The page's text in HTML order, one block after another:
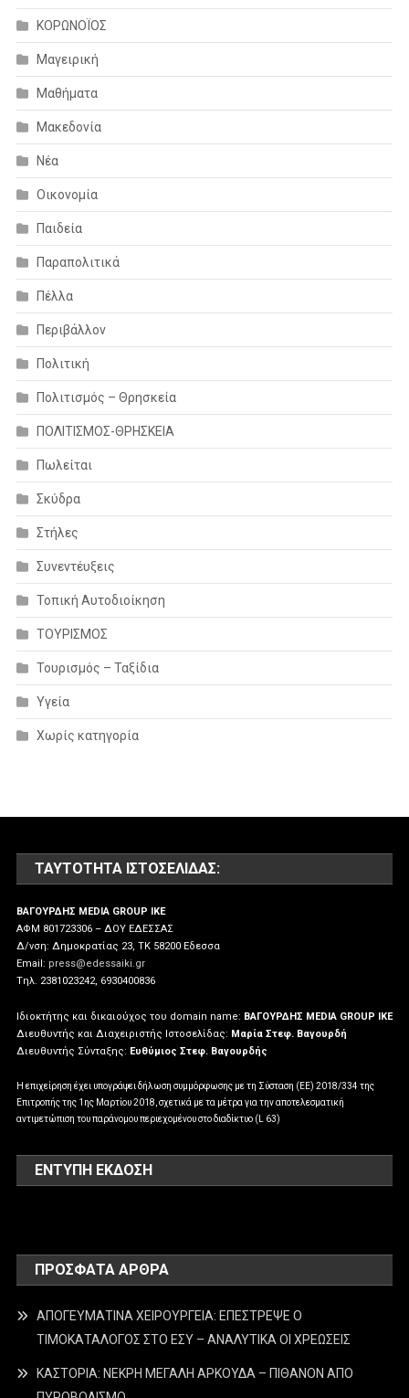
ΚΟΡΩΝΟΪΟΣ
Μαγειρική
Μαθήματα
Μακεδονία
Νέα
Οικονομία
Παιδεία
Παραπολιτικά
Πέλλα
Περιβάλλον
Πολιτική
Πολιτισμός – Θρησκεία
ΠΟΛΙΤΙΣΜΟΣ-ΘΡΗΣΚΕΙΑ
Πωλείται
Σκύδρα
Στήλες
Συνεντέυξεις
Τοπική Αυτοδιοίκηση
ΤΟΥΡΙΣΜΟΣ
Τουρισμός – Ταξίδια
Υγεία
Χωρίς κατηγορία
ΤΑΥΤΌΤΗΤΑ ΙΣΤΟΣΕΛΊΔΑΣ:
ΒΑΓΟΥΡΔΗΣ MEDIA GROUP IKE
ΑΦΜ 801723306 – ΔΟΥ ΕΔΕΣΣΑΣ
Δ/νση: Δημοκρατίας 23, ΤΚ 58200 Εδεσσα
Email: press@edessaiki.gr
Tηλ. 2381023242, 6930400836
Ιδιοκτήτης και δικαιούχος του domain name: ΒΑΓΟΥΡΔΗΣ MEDIA GROUP IKE
Διευθυντής και Διαχειριστής Ιστοσελίδας: Μαρία Στεφ. Βαγουρδή
Διευθυντής Σύνταξης: Ευθύμιος Στεφ. Βαγουρδής
Η επιχείρηση έχει υπογράψει δήλωση συμμόρφωσης με τη Σύσταση (ΕΕ) 2018/334 της
Επιτροπής της 1ης Μαρτίου 2018, σχετικά με τα μέτρα για την αποτελεσματική
αντιμετώπιση του παράνομου περιεχομένου στο διαδίκτυο (L 63)
ΕΝΤΥΠΗ ΕΚΔΟΣΗ
ΠΡΌΣΦΑΤΑ ΆΡΘΡΑ
ΑΠΟΓΕΥΜΑΤΙΝΑ ΧΕΙΡΟΥΡΓΕΙΑ: ΕΠΕΣΤΡΕΨΕ Ο
ΤΙΜΟΚΑΤΑΛΟΓΟΣ ΣΤΟ ΕΣΥ – ΑΝΑΛΥΤΙΚΑ ΟΙ ΧΡΕΩΣΕΙΣ
ΚΑΣΤΟΡΙΑ: ΝΕΚΡΗ ΜΕΓΑΛΗ ΑΡΚΟΥΔΑ – ΠΙΘΑΝΟΝ ΑΠΟ